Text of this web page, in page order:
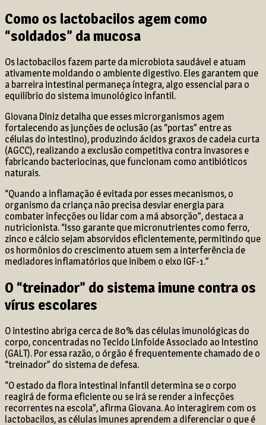
Como os lactobacilos agem como
“soldados” da mucosa
Os lactobacilos fazem parte da microbiota saudável e atuam
ativamente moldando o ambiente digestivo. Eles garantem que
a barreira intestinal permaneça íntegra, algo essencial para o
equilíbrio do sistema imunológico infantil.
Giovana Diniz detalha que esses microrganismos agem
fortalecendo as junções de oclusão (as “portas” entre as
células do intestino), produzindo ácidos graxos de cadeia curta
(AGCC), realizando a exclusão competitiva contra invasores e
fabricando bacteriocinas, que funcionam como antibióticos
naturais.
“Quando a inflamação é evitada por esses mecanismos, o
organismo da criança não precisa desviar energia para
combater infecções ou lidar com a má absorção”, destaca a
nutricionista. “Isso garante que micronutrientes como ferro,
zinco e cálcio sejam absorvidos eficientemente, permitindo que
os hormônios do crescimento atuem sem a interferência de
mediadores inflamatórios que inibem o eixo IGF-1.”
O “treinador” do sistema imune contra os
vírus escolares
O intestino abriga cerca de 80% das células imunológicas do
corpo, concentradas no Tecido Linfoide Associado ao Intestino
(GALT). Por essa razão, o órgão é frequentemente chamado de o
“treinador” do sistema de defesa.
“O estado da flora intestinal infantil determina se o corpo
reagirá de forma eficiente ou se irá se render a infecções
recorrentes na escola”, afirma Giovana. Ao interagirem com os
lactobacilos, as células imunes aprendem a diferenciar o que é